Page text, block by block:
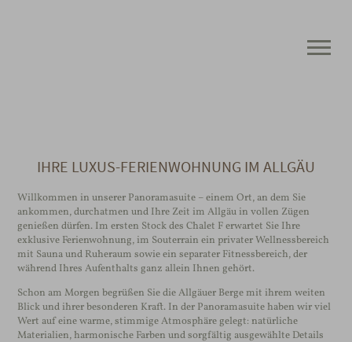
IHRE LUXUS-FERIENWOHNUNG IM ALLGÄU
Willkommen in unserer Panoramasuite – einem Ort, an dem Sie
ankommen, durchatmen und Ihre Zeit im Allgäu in vollen Zügen
genießen dürfen. Im ersten Stock des Chalet F erwartet Sie Ihre
exklusive Ferienwohnung, im Souterrain ein privater Wellnessbereich
mit Sauna und Ruheraum sowie ein separater Fitnessbereich, der
während Ihres Aufenthalts ganz allein Ihnen gehört.
Schon am Morgen begrüßen Sie die Allgäuer Berge mit ihrem weiten
Blick und ihrer besonderen Kraft. In der Panoramasuite haben wir viel
Wert auf eine warme, stimmige Atmosphäre gelegt: natürliche
Materialien, harmonische Farben und sorgfältig ausgewählte Details